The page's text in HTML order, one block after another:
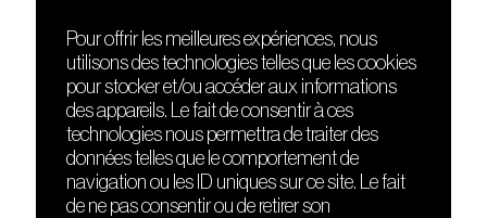
DÉCOUVRIR
Le lieu
Contact
Presse
Cours de DJing
TMLAB
FRIENDS
Nuits sonores
HEAT
Hôtel71
La Gaîté Lyrique
Pour offrir les meilleures expériences, nous
utilisons des technologies telles que les cookies
pour stocker et/ou accéder aux informations
des appareils. Le fait de consentir à ces
technologies nous permettra de traiter des
données telles que le comportement de
navigation ou les ID uniques sur ce site. Le fait
de ne pas consentir ou de retirer son